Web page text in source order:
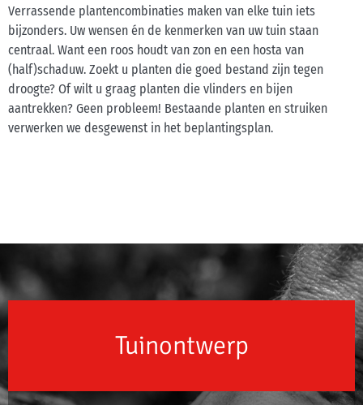
Verrassende plantencombinaties maken van elke tuin iets
bijzonders. Uw wensen én de kenmerken van uw tuin staan
centraal. Want een roos houdt van zon en een hosta van
(half)schaduw. Zoekt u planten die goed bestand zijn tegen
droogte? Of wilt u graag planten die vlinders en bijen
aantrekken? Geen probleem! Bestaande planten en struiken
verwerken we desgewenst in het beplantingsplan.
Tuinontwerp